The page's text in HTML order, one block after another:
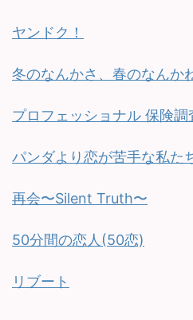
ヤンドク！
冬のなんかさ、春のなんか
プロフェッショナル 保険
パンダより恋が苦手な私た
再会〜Silent Truth〜
50分間の恋人(50恋)
リブート